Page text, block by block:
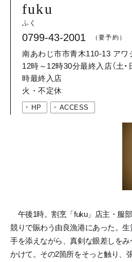
fuku
0799-43-2001
南あわじ市市青木110-13 アワ
12時～12時30分最終入店（土・
時最終入店
火・不定休
HP ACCESS
午後1時。割烹「fuku」店主・服
競りで賑わう由良漁港にあった。
手を添えながら、真剣な眼差しを
かけて。その2箇所をそっと触り、